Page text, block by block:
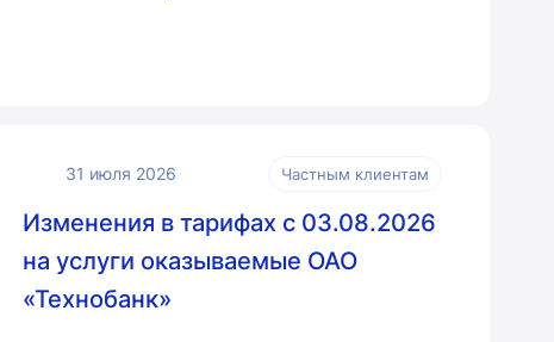
31 июля 2026 Частным клиентам
Изменения в тарифах с 03.08.2026
на услуги оказываемые ОАО
«Технобанк»